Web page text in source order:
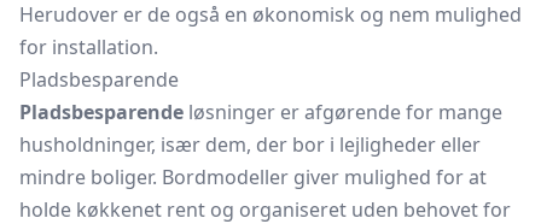
Herudover er de også en økonomisk og nem mulighed
for installation.
Pladsbesparende
Pladsbesparende løsninger er afgørende for mange
husholdninger, især dem, der bor i lejligheder eller
mindre boliger. Bordmodeller giver mulighed for at
holde køkkenet rent og organiseret uden behovet for